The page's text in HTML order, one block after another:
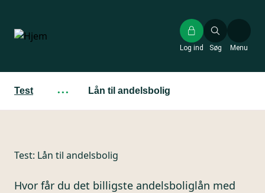
hovedindhold
Søg
Log ind Menu
Test ··· Lån til andelsbolig
Test: Lån til andelsbolig
Hvor får du det billigste andelsboliglån med